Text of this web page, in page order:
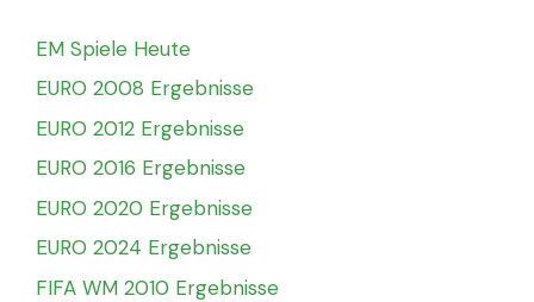
EM Spiele Heute
EURO 2008 Ergebnisse
EURO 2012 Ergebnisse
EURO 2016 Ergebnisse
EURO 2020 Ergebnisse
EURO 2024 Ergebnisse
FIFA WM 2010 Ergebnisse